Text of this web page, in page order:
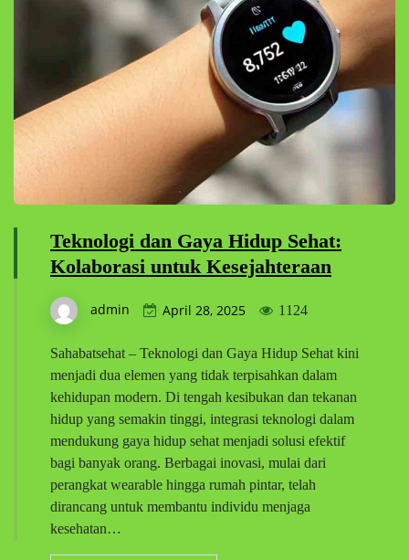
Teknologi dan Gaya Hidup Sehat:
Kolaborasi untuk Kesejahteraan
admin April 28, 2025 1124
Sahabatsehat – Teknologi dan Gaya Hidup Sehat kini
menjadi dua elemen yang tidak terpisahkan dalam
kehidupan modern. Di tengah kesibukan dan tekanan
hidup yang semakin tinggi, integrasi teknologi dalam
mendukung gaya hidup sehat menjadi solusi efektif
bagi banyak orang. Berbagai inovasi, mulai dari
perangkat wearable hingga rumah pintar, telah
dirancang untuk membantu individu menjaga
kesehatan…